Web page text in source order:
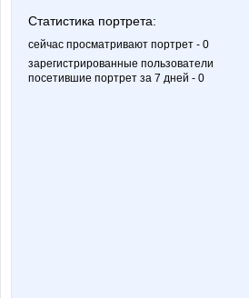
Статистика портрета:
сейчас просматривают портрет - 0
зарегистрированные пользователи
посетившие портрет за 7 дней - 0